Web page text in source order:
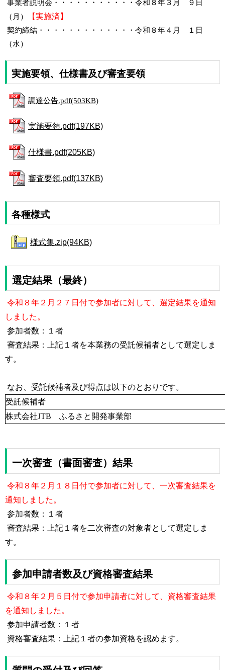
事業者説明会・・・・・・・・・・・令和８年３月 ９日
（月）
【実施済】
契約締結・・・・・・・・・・・・・令和８年４月 １日
（水）
実施要領、仕様書及び審査要領
調達公告.pdf(503KB)
実施要領.pdf(197KB)
仕様書.pdf(205KB)
審査要領.pdf(137KB)
各種様式
様式集.zip(94KB)
選定結果（最終）
令和８年２月２７日付で参加者に対して、選定結果を通知
しました。
参加者数：１者
審査結果：上記１者を本業務の受託候補者として選定しま
す。
なお、受託候補者及び得点は以下のとおりです。
受託候補者
株式会社JTB ふるさと開発事業部
一次審査（書面審査）結果
令和８年２月１８日付で参加者に対して、一次審査結果を
通知しました。
参加者数：１者
審査結果：上記１者を二次審査の対象者として選定しま
す。
参加申請者数及び資格審査結果
令和８年２月５日付で参加申請者に対して、資格審査結果
を通知しました。
参加申請者数：１者
資格審査結果：上記１者の参加資格を認めます。